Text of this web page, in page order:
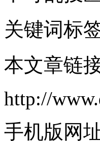
关键词标
本文章链
http://
手机版网